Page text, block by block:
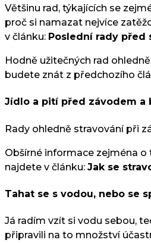
Většinu rad, týkajících se
proč si namazat nejvíce
v článku: Poslední rady před
Hodně užitečných rad
budete znát z předchozího
Jídlo a pití před závodem a
Rady ohledně stravování při
Obšírné informace zejména
najdete v článku: Jak se
Tahat se s vodou, nebo se
Já radím vzít si vodu sebou,
připravili na to množství